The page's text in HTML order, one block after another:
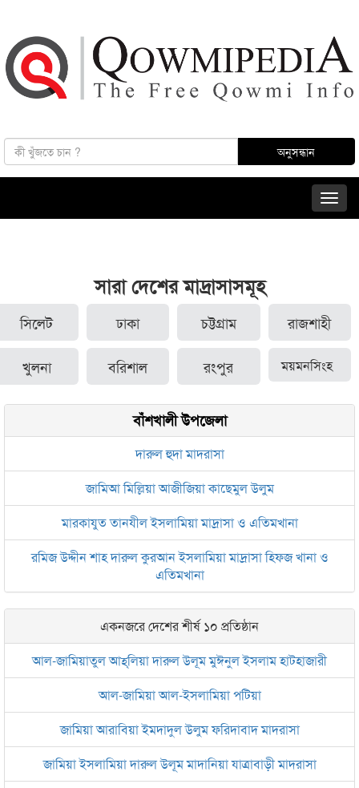
সারা দেশের মাদ্রাসাসমূহ
সিলেট ঢাকা চট্টগ্রাম রাজশাহী
খুলনা বরিশাল রংপুর ময়মনসিংহ
বাঁশখালী উপজেলা
দারুল হুদা মাদরাসা
জামিআ মিল্লিয়া আজীজিয়া কাছেমুল উলুম
মারকাযুত তানযীল ইসলামিয়া মাদ্রাসা ও এতিমখানা
রমিজ উদ্দীন শাহ দারুল কুরআন ইসলামিয়া মাদ্রাসা হিফজ খানা ও
এতিমখানা
একনজরে দেশের শীর্ষ ১০ প্রতিষ্ঠান
আল-জামিয়াতুল আহ্‌লিয়া দারুল উলূম মুঈনুল ইসলাম হাটহাজারী
আল-জামিয়া আল-ইসলামিয়া পটিয়া
জামিয়া আরাবিয়া ইমদাদুল উলুম ফরিদাবাদ মাদরাসা
জামিয়া ইসলামিয়া দারুল উলূম মাদানিয়া যাত্রাবাড়ী মাদরাসা